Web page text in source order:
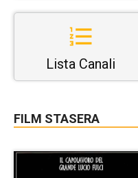
Lista Canali
FILM STASERA